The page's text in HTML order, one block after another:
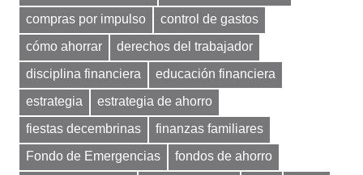
compras por impulso
control de gastos
cómo ahorrar
derechos del trabajador
disciplina financiera
educación financiera
estrategia
estrategia de ahorro
fiestas decembrinas
finanzas familiares
Fondo de Emergencias
fondos de ahorro